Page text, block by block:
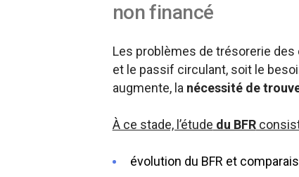
non financé
Les problèmes de trésorerie des
et le passif circulant, soit le
augmente, la nécessité de
À ce stade, l’étude du BFR
évolution du BFR et